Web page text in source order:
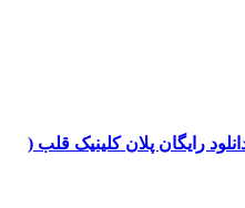
رایگان پلان کلینیک قلب (